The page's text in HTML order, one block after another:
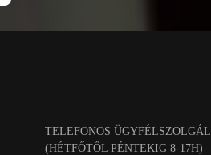
TELEFONOS
(HÉTFŐTŐL PÉNTEKIG 8-17H)